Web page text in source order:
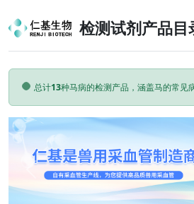
检测试剂产品目
Loading...
总计13种马病的检测产品，涵盖马的常见
Previous